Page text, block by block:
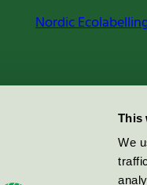
This
We
Nordic
Miljömärkning Sverige AB
100 64